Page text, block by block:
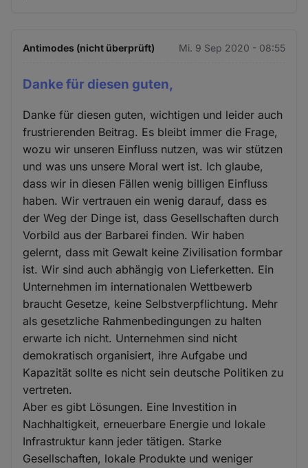
Antimodes (nicht überprüft) Mi. 9 Sep 2020 - 08:55
Danke für diesen guten,
Danke für diesen guten, wichtigen und leider auch
frustrierenden Beitrag. Es bleibt immer die Frage,
wozu wir unseren Einfluss nutzen, was wir stützen
und was uns unsere Moral wert ist. Ich glaube,
dass wir in diesen Fällen wenig billigen Einfluss
haben. Wir vertrauen ein wenig darauf, dass es
der Weg der Dinge ist, dass Gesellschaften durch
Vorbild aus der Barbarei finden. Wir haben
gelernt, dass mit Gewalt keine Zivilisation formbar
ist. Wir sind auch abhängig von Lieferketten. Ein
Unternehmen im internationalen Wettbewerb
braucht Gesetze, keine Selbstverpflichtung. Mehr
als gesetzliche Rahmenbedingungen zu halten
erwarte ich nicht. Unternehmen sind nicht
demokratisch organisiert, ihre Aufgabe und
Kapazität sollte es nicht sein deutsche Politiken zu
vertreten.
Aber es gibt Lösungen. Eine Investition in
Nachhaltigkeit, erneuerbare Energie und lokale
Infrastruktur kann jeder tätigen. Starke
Gesellschaften, lokale Produkte und weniger